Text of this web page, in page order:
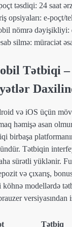
təsdiqi: 24 saat
opsiyaları: e-poçt/
nömrə dəyişikliyi:
silmə: müraciət
Tətbiqi –
və iOS üçün
həmişə asan
birbaşa
Tətbiqin
sürətli yüklənir.
və çıxarış,
köhnə modellərdə
versiyasından
Tətbiq